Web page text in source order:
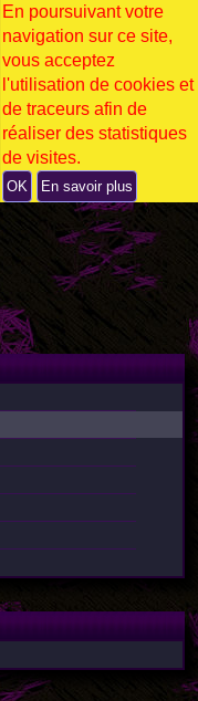
En poursuivant votre
navigation sur ce site,
vous acceptez
l'utilisation de cookies et
de traceurs afin de
réaliser des statistiques
de visites.
OK En savoir plus